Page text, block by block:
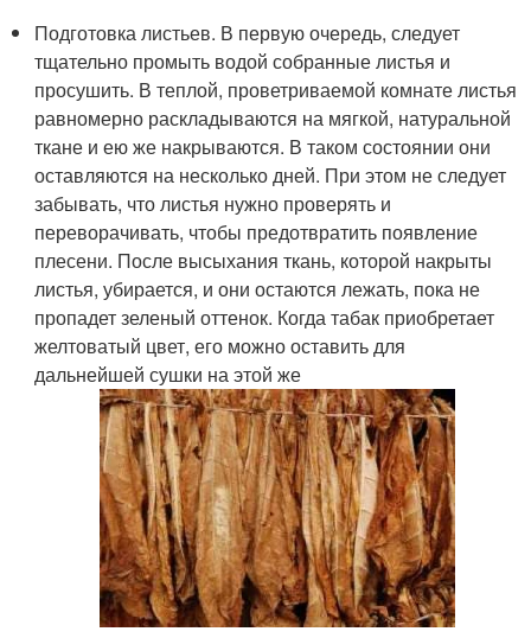
Подготовка листьев. В первую очередь, следует
тщательно промыть водой собранные листья и
просушить. В теплой, проветриваемой комнате листья
равномерно раскладываются на мягкой, натуральной
ткане и ею же накрываются. В таком состоянии они
оставляются на несколько дней. При этом не следует
забывать, что листья нужно проверять и
переворачивать, чтобы предотвратить появление
плесени. После высыхания ткань, которой накрыты
листья, убирается, и они остаются лежать, пока не
пропадет зеленый оттенок. Когда табак приобретает
желтоватый цвет, его можно оставить для
дальнейшей сушки на этой же